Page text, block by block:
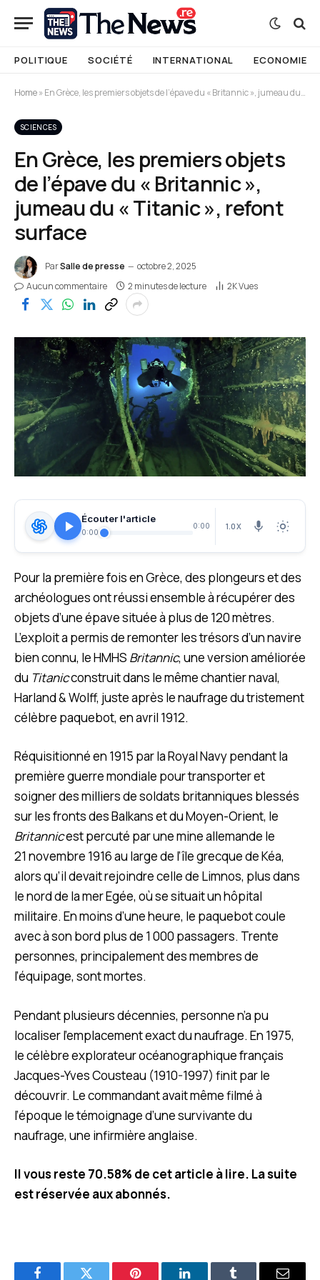
POLITIQUE SOCIÉTÉ INTERNATIONAL ECONOMIE
Home»En Grèce, les premiers objets de l’épave du « Britannic », jumeau du « Titanic », refont surface
SCIENCES
En Grèce, les premiers objets
de l’épave du « Britannic »,
jumeau du « Titanic », refont
surface
ParSalle de presse
octobre 2, 2025
Aucun commentaire
2 minutes de lecture 2KVues
Écouter l'article
0:00
0:00 1.0X
Pour la première fois en Grèce, des plongeurs et des
archéologues ont réussi ensemble à récupérer des
objets d’une épave située à plus de 120 mètres.
L’exploit a permis de remonter les trésors d’un navire
bien connu, le HMHS Britannic, une version améliorée
du Titanicconstruit dans le même chantier naval,
Harland & Wolff, juste après le naufrage du tristement
célèbre paquebot, en avril 1912.
Réquisitionné en 1915 par la Royal Navy pendant la
première guerre mondiale pour transporter et
soigner des milliers de soldats britanniques blessés
sur les fronts des Balkans et du Moyen-Orient, le
Britannicest percuté par une mine allemande le
21 novembre 1916 au large de l’île grecque de Kéa,
alors qu’il devait rejoindre celle de Limnos, plus dans
le nord de la mer Egée, où se situait un hôpital
militaire. En moins d’une heure, le paquebot coule
avec à son bord plus de 1 000 passagers. Trente
personnes, principalement des membres de
l’équipage, sont mortes.
Pendant plusieurs décennies, personne n’a pu
localiser l’emplacement exact du naufrage. En 1975,
le célèbre explorateur océanographique français
Jacques-Yves Cousteau (1910-1997) finit par le
découvrir. Le commandant avait même filmé à
l’époque le témoignage d’une survivante du
naufrage, une infirmière anglaise.
Il vous reste 70.58% de cet article à lire. La suite
est réservée aux abonnés.